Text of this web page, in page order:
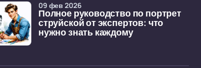
Полное руководство по портрет
струйской от экспертов: что
нужно знать каждому
09 фев 2026